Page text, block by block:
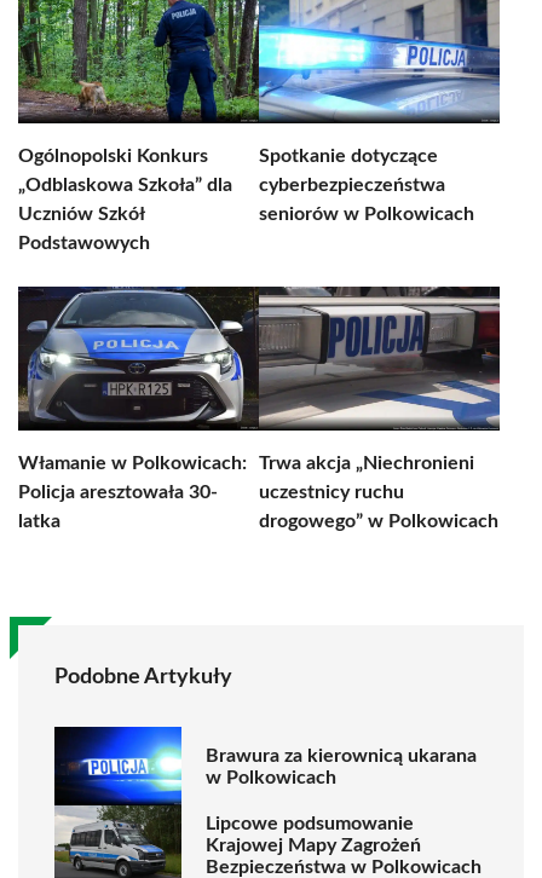
Ogólnopolski Konkurs
„Odblaskowa Szkoła” dla
Uczniów Szkół
Podstawowych
Spotkanie dotyczące
cyberbezpieczeństwa
seniorów w Polkowicach
Włamanie w Polkowicach:
Policja aresztowała 30-
latka
Trwa akcja „Niechronieni
uczestnicy ruchu
drogowego” w Polkowicach
Podobne Artykuły
Brawura za kierownicą ukarana
w Polkowicach
Lipcowe podsumowanie
Krajowej Mapy Zagrożeń
Bezpieczeństwa w Polkowicach